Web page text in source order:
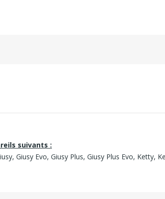
suivants :
Giusy Evo, Giusy Plus, Giusy Plus Evo, Ketty,